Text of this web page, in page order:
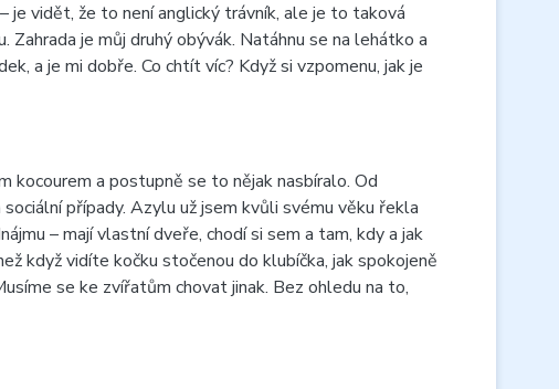
je vidět, že to není anglický trávník, ale je to taková
je můj druhý obývák. Natáhnu se na lehátko a
a je mi dobře. Co chtít víc? Když si vzpomenu, jak je
kocourem a postupně se to nějak nasbíralo. Od
případy. Azylu už jsem kvůli svému věku řekla
– mají vlastní dveře, chodí si sem a tam, kdy a jak
když vidíte kočku stočenou do klubíčka, jak spokojeně
se ke zvířatům chovat jinak. Bez ohledu na to,